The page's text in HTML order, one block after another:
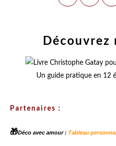
Un guide pratique en 12
Partenaires :
🎁Déco avec amour : Tableau